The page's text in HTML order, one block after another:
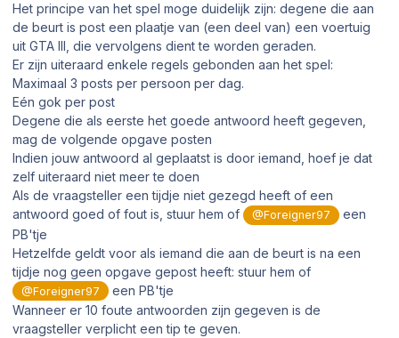
Het principe van het spel moge duidelijk zijn: degene die aan
de beurt is post een plaatje van (een deel van) een voertuig
uit GTA III, die vervolgens dient te worden geraden.
Er zijn uiteraard enkele regels gebonden aan het spel:
Maximaal 3 posts per persoon per dag.
Eén gok per post
Degene die als eerste het goede antwoord heeft gegeven,
mag de volgende opgave posten
Indien jouw antwoord al geplaatst is door iemand, hoef je dat
zelf uiteraard niet meer te doen
Als de vraagsteller een tijdje niet gezegd heeft of een
antwoord goed of fout is, stuur hem of
@Foreigner97
een
PB'tje
Hetzelfde geldt voor als iemand die aan de beurt is na een
tijdje nog geen opgave gepost heeft: stuur hem of
@Foreigner97
een PB'tje
Wanneer er 10 foute antwoorden zijn gegeven is de
vraagsteller verplicht een tip te geven.